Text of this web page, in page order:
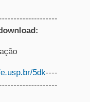
5dk----